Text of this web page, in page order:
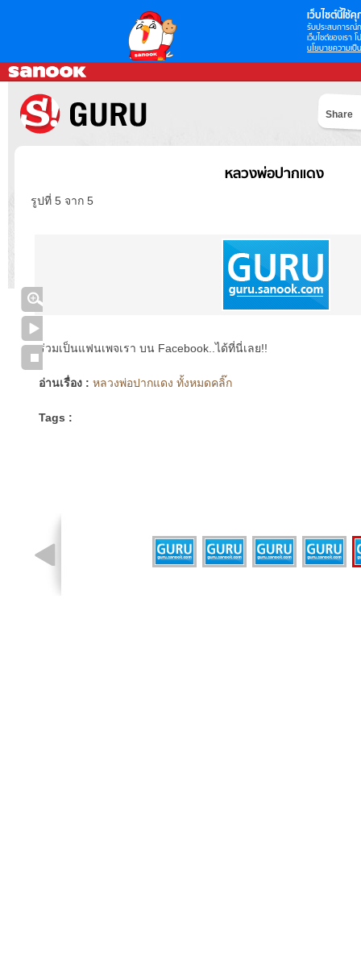
เว็บไซต์นี้ใช้คุ
รับประสบการณ์
เว็บไซต์ของเรา
นโยบายความเป็
Share
หลวงพ่อปากแดง
รูปที่ 5 จาก 5
ร่วมเป็นแฟนเพจเรา บน Facebook..ได้ที่นี่เลย!!
อ่านเรื่อง : หลวงพ่อปากแดง ทั้งหมดคลิ๊ก
Tags :